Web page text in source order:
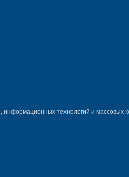
технологий и массовых